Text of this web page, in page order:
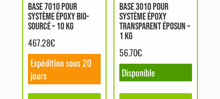
BASE 7010 POUR
SYSTÈME ÉPOXY BIO-
SOURCÉ – 10 KG
467.28€
Expédition sous 20
jours
BASE 3010 POUR
SYSTÈME ÉPOXY
TRANSPARENT ÉPOSUN –
1 KG
56.70€
Disponible